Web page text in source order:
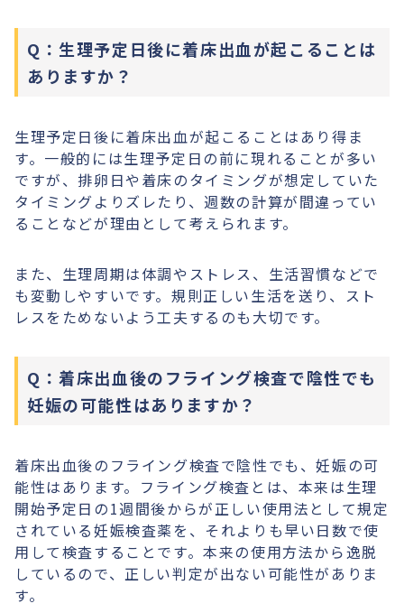
Q：生理予定日後に着床出血が起こることは
ありますか？
生理予定日後に着床出血が起こることはあり得ま
す。一般的には生理予定日の前に現れることが多い
ですが、排卵日や着床のタイミングが想定していた
タイミングよりズレたり、週数の計算が間違ってい
ることなどが理由として考えられます。
また、生理周期は体調やストレス、生活習慣などで
も変動しやすいです。規則正しい生活を送り、スト
レスをためないよう工夫するのも大切です。
Q：着床出血後のフライング検査で陰性でも
妊娠の可能性はありますか？
着床出血後のフライング検査で陰性でも、妊娠の可
能性はあります。フライング検査とは、本来は生理
開始予定日の1週間後からが正しい使用法として規定
されている妊娠検査薬を、それよりも早い日数で使
用して検査することです。本来の使用方法から逸脱
しているので、正しい判定が出ない可能性がありま
す。